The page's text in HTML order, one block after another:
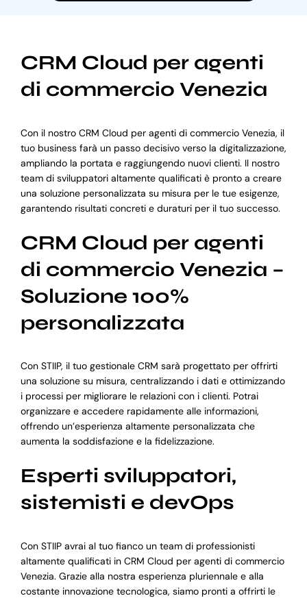
CRM Cloud per agenti
di commercio Venezia
Con il nostro CRM Cloud per agenti di commercio Venezia, il
tuo business farà un passo decisivo verso la digitalizzazione,
ampliando la portata e raggiungendo nuovi clienti. Il nostro
team di sviluppatori altamente qualificati è pronto a creare
una soluzione personalizzata su misura per le tue esigenze,
garantendo risultati concreti e duraturi per il tuo successo.
CRM Cloud per agenti
di commercio Venezia –
Soluzione 100%
personalizzata
Con STIIP, il tuo gestionale CRM sarà progettato per offrirti
una soluzione su misura, centralizzando i dati e ottimizzando
i processi per migliorare le relazioni con i clienti. Potrai
organizzare e accedere rapidamente alle informazioni,
offrendo un’esperienza altamente personalizzata che
aumenta la soddisfazione e la fidelizzazione.
Esperti sviluppatori,
sistemisti e devOps
Con STIIP avrai al tuo fianco un team di professionisti
altamente qualificati in CRM Cloud per agenti di commercio
Venezia. Grazie alla nostra esperienza pluriennale e alla
costante innovazione tecnologica, siamo pronti a offrirti le